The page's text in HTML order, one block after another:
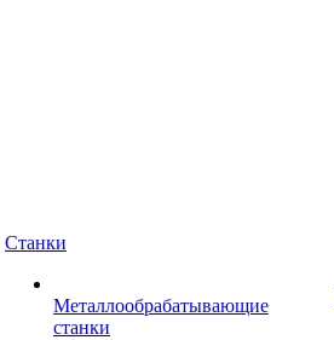
Станки
Металлообрабатывающие
станки